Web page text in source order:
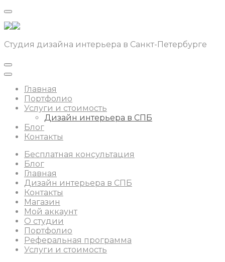
Студия дизайна интерьера в Санкт-Петербурге
Главная
Портфолио
Услуги и стоимость
Дизайн интерьера в СПБ
Блог
Контакты
Бесплатная консультация
Блог
Главная
Дизайн интерьера в СПБ
Контакты
Магазин
Мой аккаунт
О студии
Портфолио
Реферальная программа
Услуги и стоимость